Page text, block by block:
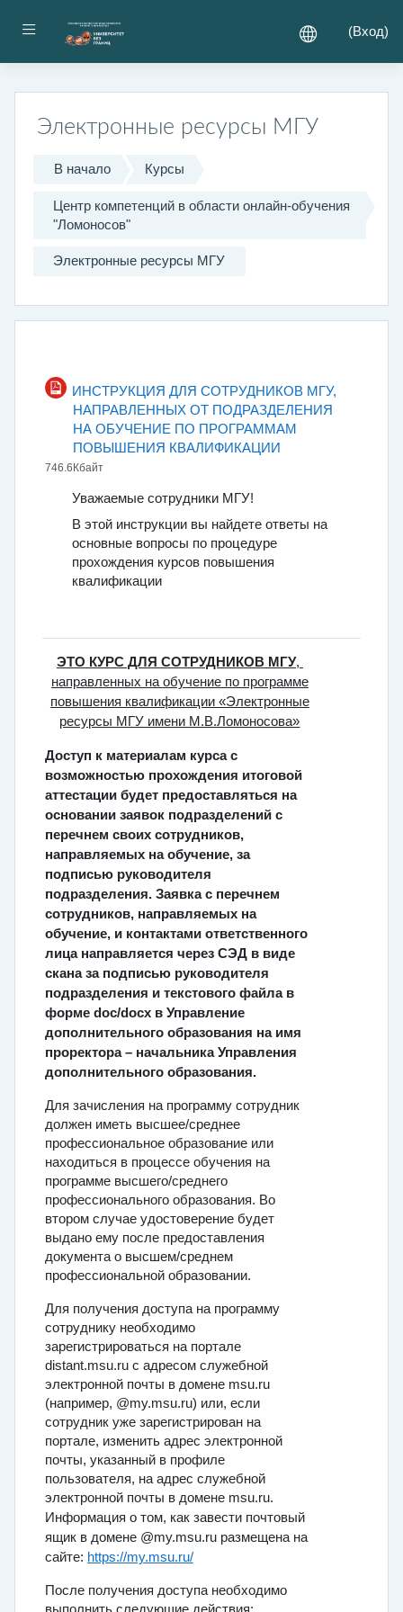
Боковая панель (Вход)
Электронные ресурсы МГУ
В начало Курсы
Центр компетенций в области онлайн-обучения
"Ломоносов"
Электронные ресурсы МГУ
ИНСТРУКЦИЯ ДЛЯ СОТРУДНИКОВ МГУ,
НАПРАВЛЕННЫХ ОТ ПОДРАЗДЕЛЕНИЯ
НА ОБУЧЕНИЕ ПО ПРОГРАММАМ
ПОВЫШЕНИЯ КВАЛИФИКАЦИИ
Файл
746.6Кбайт
Уважаемые сотрудники МГУ!
В этой инструкции вы найдете ответы на
основные вопросы по процедуре
прохождения курсов повышения
квалификации
ЭТО КУРС ДЛЯ СОТРУДНИКОВ МГУ,
направленных на обучение по программе
повышения квалификации «Электронные
ресурсы МГУ имени М.В.Ломоносова»
Доступ к материалам курса с
возможностью прохождения итоговой
аттестации будет предоставляться на
основании заявок подразделений с
перечнем своих сотрудников,
направляемых на обучение, за
подписью руководителя
подразделения. Заявка с перечнем
сотрудников, направляемых на
обучение, и контактами ответственного
лица направляется через СЭД в виде
скана за подписью руководителя
подразделения и текстового файла в
форме doc/docx в Управление
дополнительного образования на имя
проректора – начальника Управления
дополнительного образования.
Для зачисления на программу сотрудник
должен иметь высшее/среднее
профессиональное образование или
находиться в процессе обучения на
программе высшего/среднего
профессионального образования. Во
втором случае удостоверение будет
выдано ему после предоставления
документа о высшем/среднем
профессиональной образовании.
Для получения доступа на программу
сотруднику необходимо
зарегистрироваться на портале
distant.msu.ru с адресом служебной
электронной почты в домене msu.ru
(например, @my.msu.ru) или, если
сотрудник уже зарегистрирован на
портале, изменить адрес электронной
почты, указанный в профиле
пользователя, на адрес служебной
электронной почты в домене msu.ru.
Информация о том, как завести почтовый
ящик в домене @my.msu.ru размещена на
сайте: https://my.msu.ru/
После получения доступа необходимо